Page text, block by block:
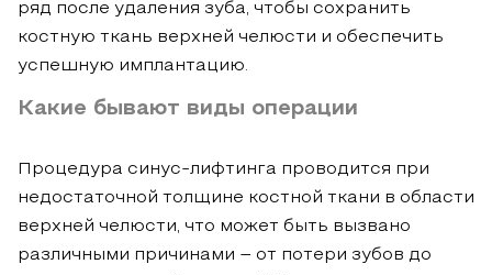
ряд после удаления зуба, чтобы сохранить
костную ткань верхней челюсти и обеспечить
успешную имплантацию.
Какие бывают виды операции
Процедура синус-лифтинга проводится при
недостаточной толщине костной ткани в области
верхней челюсти, что может быть вызвано
различными причинами – от потери зубов до